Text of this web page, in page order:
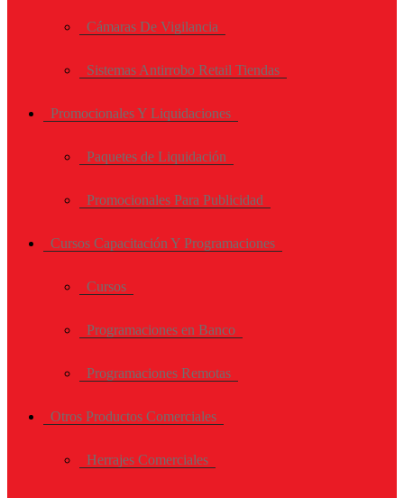
Cámaras De Vigilancia
Sistemas Antirrobo Retail Tiendas
Promocionales Y Liquidaciones
Paquetes de Liquidación
Promocionales Para Publicidad
Cursos Capacitación Y Programaciones
Cursos
Programaciones en Banco
Programaciones Remotas
Otros Productos Comerciales
Herrajes Comerciales